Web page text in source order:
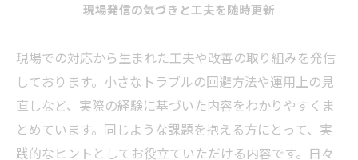
現場発信の気づきと工夫を随時更新
現場での対応から生まれた工夫や改善の取り組みを発信
しております。小さなトラブルの回避方法や運用上の見
直しなど、実際の経験に基づいた内容をわかりやすくま
とめています。同じような課題を抱える方にとって、実
践的なヒントとしてお役立ていただける内容です。日々